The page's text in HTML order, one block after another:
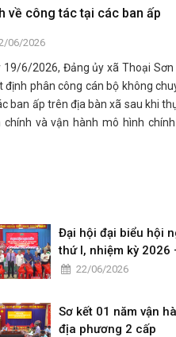
về công tác tại các ban ấp
06/2026
19/6/2026, Đảng ủy xã Thoại
định phân công cán bộ không
ban ấp trên địa bàn xã sau khi
chính và vận hành mô hình
Đại hội đại biểu hội
thứ I, nhiệm kỳ 2026
22/06/2026
Sơ kết 01 năm vận
địa phương 2 cấp